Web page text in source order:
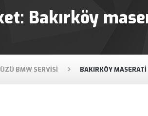
Bakırköy
BMW SERVISI BAKIRKÖY MASERATI